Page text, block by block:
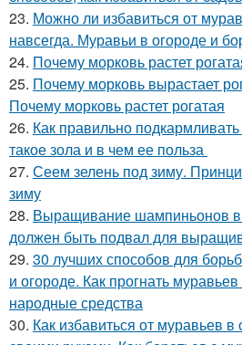
23. Можно ли избавиться от
навсегда. Муравьи в огороде и
24. Почему морковь растет
25. Почему морковь вырастает
Почему морковь растет рогатая
26. Как правильно
такое зола и в чем ее польза
27. Сеем зелень под зиму.
зиму
28. Выращивание шампиньонов в
должен быть подвал для
29. 30 лучших способов для
и огороде. Как прогнать
народные средства
30. Как избавиться от муравьев в